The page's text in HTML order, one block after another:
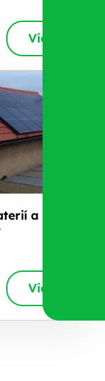
Více
a řídicí
Více